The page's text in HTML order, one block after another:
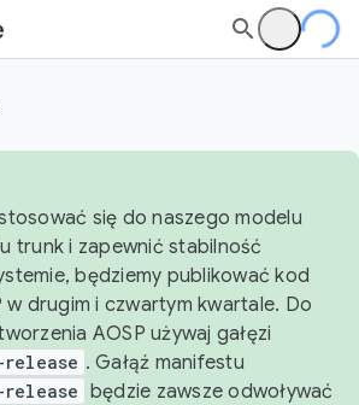
się do naszego modelu
trunk i zapewnić stabilność
będziemy publikować kod
w drugim i czwartym kwartale. Do
AOSP używaj gałęzi
. Gałąź manifestu
będzie zawsze odwoływać